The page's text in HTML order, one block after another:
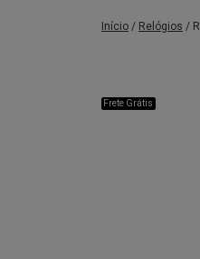
Início / Relógios /
Frete Grátis